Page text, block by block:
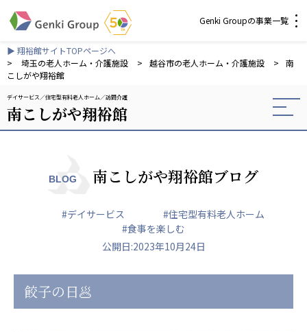
Genki Groupの事業一覧
介護・福祉
社会福祉法人 元気村グループ
社会福祉法人元気村
社会福祉法人長寿の森
株式会社 サンガジャパン
株式会社Genkiリレーションズ
一般社団法人 日本高齢者福祉協会
▶ 翔裕館サイトTOPページへ
>
埼玉の老人ホーム・介護施設 > 越谷市の老人ホーム・介護施設 >
南
こしがや翔裕館
デイサービス 住宅型有料老人ホーム 訪問介護
南こしがや翔裕館
BLOG 南こしがや翔裕館ブログ
#デイサービス
#住宅型有料老人ホーム
#食事を楽しむ
公開日:2023年10月24日
餃子の日🥟